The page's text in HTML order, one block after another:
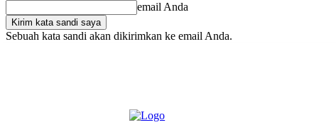
email Anda
Sebuah kata sandi akan dikirimkan ke email Anda.